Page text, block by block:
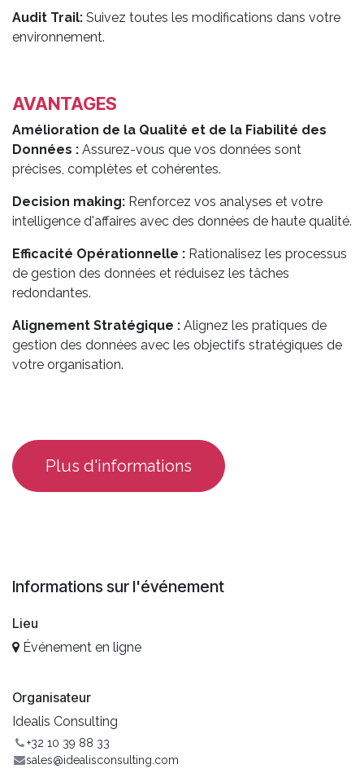
Audit Trail: Suivez toutes les modifications dans votre
environnement.
AVANTAGES
Amélioration de la Qualité et de la Fiabilité des
Données : Assurez-vous que vos données sont
précises, complètes et cohérentes.
Decision making: Renforcez vos analyses et votre
intelligence d'affaires avec des données de haute qualité.
Efficacité Opérationnelle : Rationalisez les processus
de gestion des données et réduisez les tâches
redondantes.
Alignement Stratégique : Alignez les pratiques de
gestion des données avec les objectifs stratégiques de
votre organisation. ​
​Plus d'informations
Informations sur l'événement
Lieu
Événement en ligne
Organisateur
Idealis Consulting
+32 10 39 88 33
sales@idealisconsulting.com